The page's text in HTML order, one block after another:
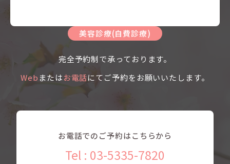
美容診療(自費診療)
完全予約制で承っております。
Web またはお電話にてご予約をお願いいたします。
お電話でのご予約はこちらから
Tel : 03-5335-7820